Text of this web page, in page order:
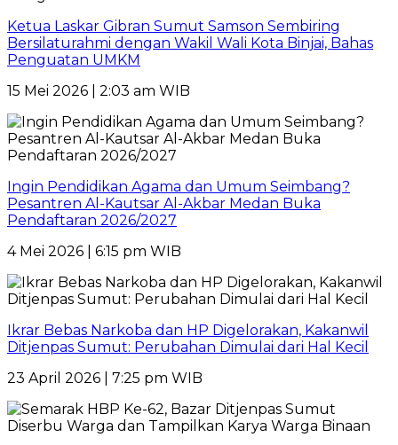
Ketua Laskar Gibran Sumut Samson Sembiring
Bersilaturahmi dengan Wakil Wali Kota Binjai, Bahas
Penguatan UMKM
15 Mei 2026 | 2:03 am WIB
Ingin Pendidikan Agama dan Umum Seimbang?
Pesantren Al-Kautsar Al-Akbar Medan Buka
Pendaftaran 2026/2027
4 Mei 2026 | 6:15 pm WIB
Ikrar Bebas Narkoba dan HP Digelorakan, Kakanwil
Ditjenpas Sumut: Perubahan Dimulai dari Hal Kecil
23 April 2026 | 7:25 pm WIB